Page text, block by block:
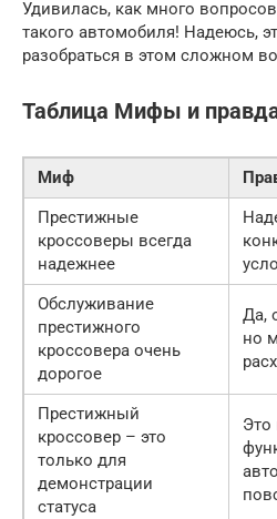
Удивилась, как много
такого автомобиля! Надеюсь,
разобраться в этом сложном
Таблица Мифы и
Миф
Престижные
кроссоверы всегда
надежнее
Обслуживание
престижного
кроссовера очень
дорогое
Да,
но
Престижный
кроссовер – это
только для
демонстрации
статуса
Это